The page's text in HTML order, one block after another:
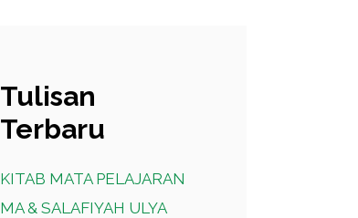
Tulisan
Terbaru
KITAB MATA PELAJARAN
MA & SALAFIYAH ULYA